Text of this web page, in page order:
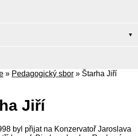
» Pedagogický sbor » Štarha Jiří
Jiří
byl přijat na Konzervatoř Jaroslava